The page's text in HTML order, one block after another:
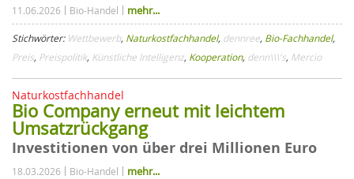
11.06.2026 Bio-Handel mehr...
Stichwörter: Wettbewerb, Naturkostfachhandel, dennree, Bio-Fachhandel,
Preis, Preispolitik, Künstliche Intelligenz, Kooperation, denn\\\'s, Mercio
Naturkostfachhandel
Bio Company erneut mit leichtem
Umsatzrückgang
Investitionen von über drei Millionen Euro
18.03.2026 Bio-Handel mehr...